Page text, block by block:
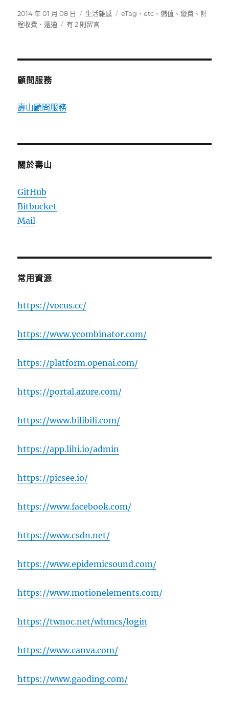
發
佈
2014 年 01 月 08 日
分
類
生活雜感
標
eTag 、etc 、儲值 、繳費 、 計
程收費 、遠通
在
速
繳
有 2 則留言
顧問服務
壽山顧問服務
關於壽山
GitHub
Bitbucket
Mail
常用資源
https://vocus.cc/
https://www.ycombinator.com/
https://platform.openai.com/
https://portal.azure.com/
https://www.bilibili.com/
https://app.lihi.io/admin
https://picsee.io/
https://www.facebook.com/
https://www.csdn.net/
https://www.epidemicsound.com/
https://www.motionelements.com/
https://twnoc.net/whmcs/login
https://www.canva.com/
https://www.gaoding.com/